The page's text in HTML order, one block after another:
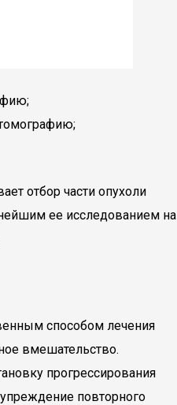
отбор части опухоли
ее исследованием на
способом лечения
вмешательство.
прогрессирования
повторного